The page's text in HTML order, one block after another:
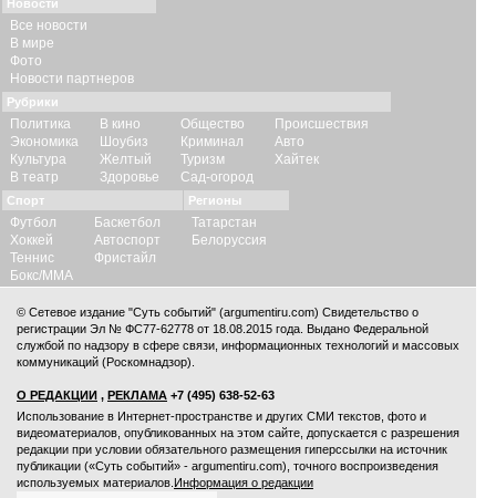
Новости
Все новости
В мире
Фото
Новости партнеров
Рубрики
Политика
Экономика
Культура
В театр
В кино
Шоубиз
Желтый
Здоровье
Общество
Криминал
Туризм
Сад-огород
Происшествия
Авто
Хайтек
Спорт
Футбол
Хоккей
Теннис
Бокс/ММА
Баскетбол
Автоспорт
Фристайл
Регионы
Татарстан
Белоруссия
© Сетевое издание "Суть событий" (argumentiru.com) Свидетельство о
регистрации Эл № ФС77-62778 от 18.08.2015 года. Выдано Федеральной
службой по надзору в сфере связи, информационных технологий и массовых
коммуникаций (Роскомнадзор).
О РЕДАКЦИИ , РЕКЛАМА +7 (495) 638-52-63
Использование в Интернет-пространстве и других СМИ текстов, фото и
видеоматериалов, опубликованных на этом сайте, допускается с разрешения
редакции при условии обязательного размещения гиперссылки на источник
публикации («Суть событий» - argumentiru.com), точного воспроизведения
используемых материалов. Информация о редакции